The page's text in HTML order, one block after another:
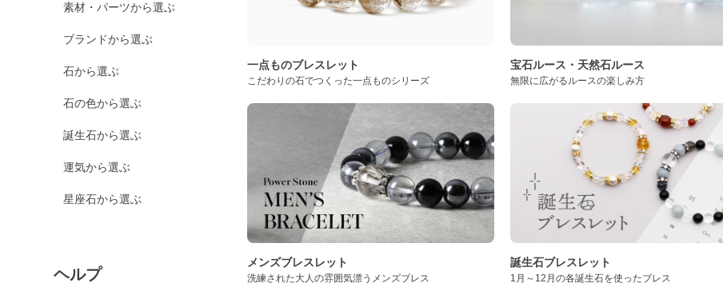
素材・パーツから選ぶ
ブランドから選ぶ
石から選ぶ
石の色から選ぶ
誕生石から選ぶ
運気から選ぶ
星座石から選ぶ
ヘルプ
一点ものブレスレット
こだわりの石でつくった一点ものシリーズ
宝石ルース・天然石ルース
無限に広がるルースの楽しみ方
メンズブレスレット
洗練された大人の雰囲気漂うメンズブレス
誕生石ブレスレット
1月～12月の各誕生石を使ったブレス